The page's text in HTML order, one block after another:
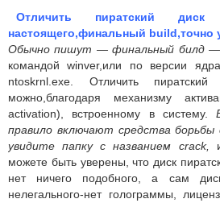
Отличить пиратский
настоящего,финальный build,точно
Обычно пишут — финальный билд —
командой winver,или по версии
ntoskrnl.exe. Отличить
можно,благодаря механизму
activation), встроенному в систему.
правило включают средства
увидите папку с названием crack,
можете быть уверены, что диск
нет ничего подобного, а сам
нелегального-нет голограммы,